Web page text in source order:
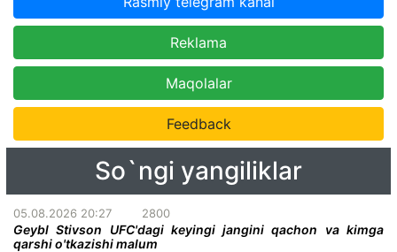
Reklama
Maqolalar
Feedback
So`ngi yangiliklar
05.08.2026 20:27 2800
Geybl Stivson UFC'dagi keyingi jangini qachon va kimga
qarshi o'tkazishi malum